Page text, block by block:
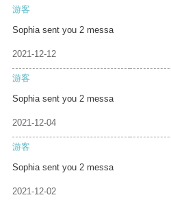
游客
Sophia sent you 2 messa
2021-12-12
游客
Sophia sent you 2 messa
2021-12-04
游客
Sophia sent you 2 messa
2021-12-02